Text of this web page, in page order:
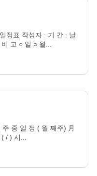
정표 작성자 : 기 간 : 날
고 ○ 일 ○ 월...
중 일 정 ( 월 째주) 月
/ ) 시...